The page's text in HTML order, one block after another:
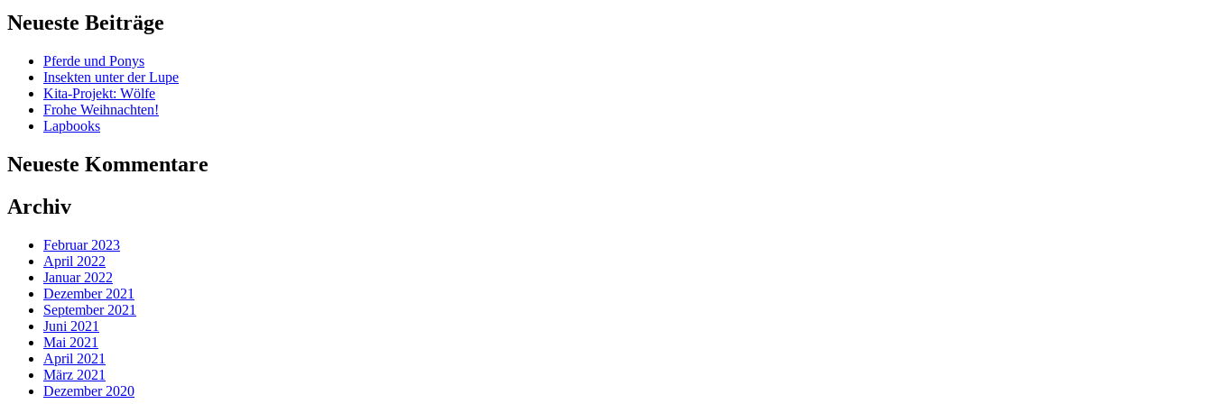
Neueste Beiträge
Pferde und Ponys
Insekten unter der Lupe
Kita-Projekt: Wölfe
Frohe Weihnachten!
Lapbooks
Neueste Kommentare
Archiv
Februar 2023
April 2022
Januar 2022
Dezember 2021
September 2021
Juni 2021
Mai 2021
April 2021
März 2021
Dezember 2020